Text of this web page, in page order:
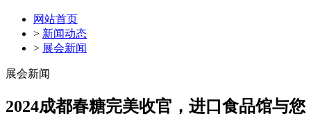
网站首页
> 新闻动态
> 展会新闻
展会新闻
2024成都春糖完美收官，进口食品馆与您